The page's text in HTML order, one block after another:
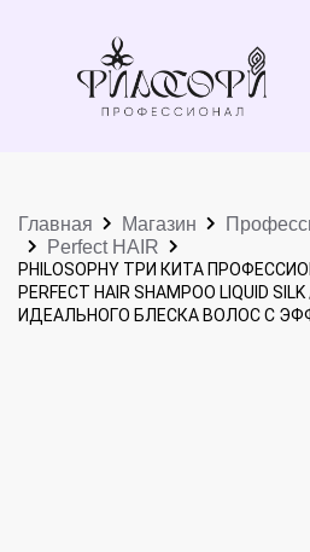
Главная Магазин
Perfect HAIR
PHILOSOPHY ТРИ КИТА
PERFECT HAIR SHAMPOO LIQUID
ИДЕАЛЬНОГО БЛЕСКА ВОЛОС С